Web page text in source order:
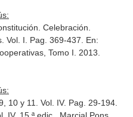
Celebración.
Vol. I. Pag. 369-437. En:
Tomo I . 2013.
10 y 11. Vol. IV. Pag. 29-194.